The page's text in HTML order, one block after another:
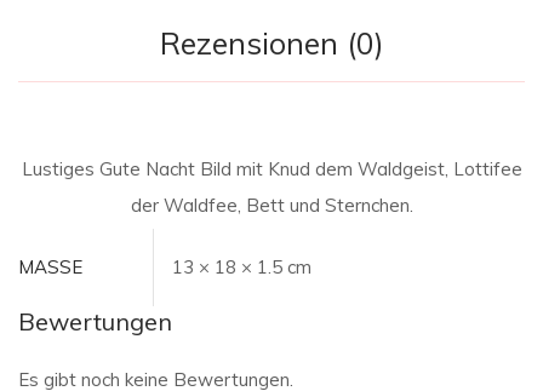
Rezensionen (0)
Lustiges Gute Nacht Bild mit Knud dem Waldgeist, Lottifee
der Waldfee, Bett und Sternchen.
MASSE 13 × 18 × 1.5 cm
Bewertungen
Es gibt noch keine Bewertungen.